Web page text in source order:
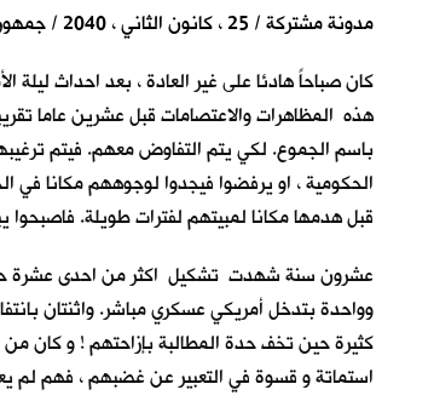
مدونة مشتركة / 25 ، كانون الثاني ، 2040 / جمهورية البتران
كان صباحاً هادئا على غير العادة ، بعد احداث ليلة
هذه المظاهرات والاعتصامات قبل عشرين عاما
باسم الجموع. لكي يتم التفاوض معهم. فيتم
الحكومية ، او يرفضوا فيجدوا لوجوههم مكانا في
قبل هدمها مكانا لمبيتهم لفترات طويلة.
عشرون سنة شهدت تشكيل اكثر من احدى عشرة
وواحدة بتدخل أمريكي عسكري مباشر. واثنتان
كثيرة حين تخف حدة المطالبة بإزاحتهم ! و كان
استماتة و قسوة في التعبير عن غضبهم ، فهم لم